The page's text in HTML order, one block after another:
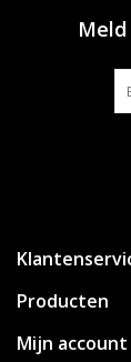
Producten
Mijn account